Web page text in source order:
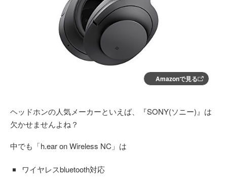
Amazonで見る
ヘッドホンの人気メーカーといえば、『SONY(ソニー)』は
欠かせませんよね？
中でも「h.ear on Wireless NC」は
ワイヤレスbluetooth対応